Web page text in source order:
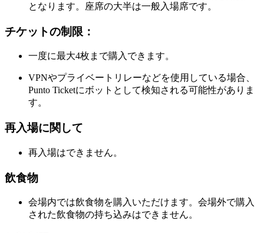
となります。座席の大半は一般入場席です。
チケットの制限：
一度に最大4枚まで購入できます。
VPNやプライベートリレーなどを使用している場合、
Punto Ticketにボットとして検知される可能性がありま
す。
再入場に関して
再入場はできません。
飲食物
会場内では飲食物を購入いただけます。会場外で購入
された飲食物の持ち込みはできません。